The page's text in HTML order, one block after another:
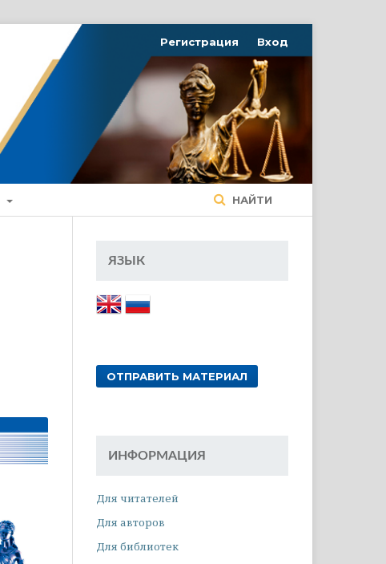
НАЙТИ
Регистрация Вход
ЯЗЫК
ОТПРАВИТЬ МАТЕРИАЛ
ИНФОРМАЦИЯ
Для читателей
Для авторов
Для библиотек